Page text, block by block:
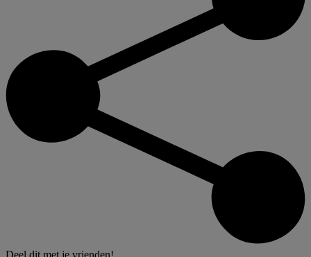
Deel dit met je vrienden!